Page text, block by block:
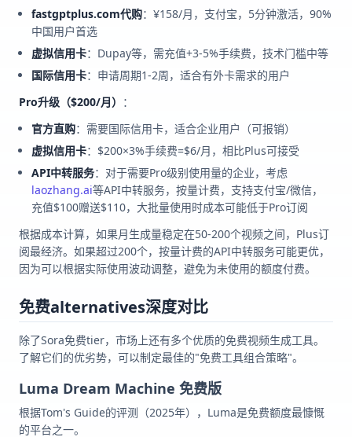
fastgptplus.com代购：¥158/月，支付宝，5分钟激活，90%
中国用户首选
虚拟信用卡：Dupay等，需充值+3-5%手续费，技术门槛中等
国际信用卡：申请周期1-2周，适合有外卡需求的用户
Pro升级（$200/月） ：
官方直购：需要国际信用卡，适合企业用户（可报销）
虚拟信用卡：$200×3%手续费=$6/月，相比Plus可接受
API中转服务：对于需要Pro级别使用量的企业，考虑
laozhang.ai等API中转服务，按量计费，支持支付宝/微信，
充值$100赠送$110，大批量使用时成本可能低于Pro订阅
根据成本计算，如果月生成量稳定在50-200个视频之间，Plus订
阅最经济。如果超过200个，按量计费的API中转服务可能更优，
因为可以根据实际使用波动调整，避免为未使用的额度付费。
免费alternatives深度对比
除了Sora免费tier，市场上还有多个优质的免费视频生成工具。
了解它们的优劣势，可以制定最佳的"免费工具组合策略"。
Luma Dream Machine 免费版
根据Tom's Guide的评测（2025年），Luma是免费额度最慷慨
的平台之一。